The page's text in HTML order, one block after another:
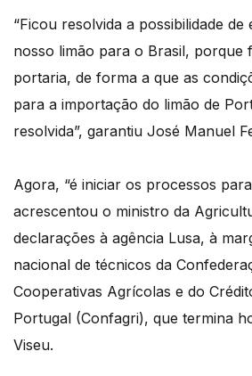
“Ficou resolvida a possibilidade
nosso limão para o Brasil, porque
portaria, de forma a que as
para a importação do limão de
resolvida”, garantiu José Manuel
Agora, “é iniciar os processos
acrescentou o ministro da
declarações à agência Lusa, à
nacional de técnicos da
Cooperativas Agrícolas e do
Portugal (Confagri), que termina
Viseu.